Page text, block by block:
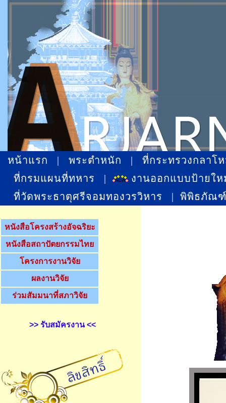
หน้าแรก | พระตำหนัก |
ที่กระทรวงกลาโ
ที่กรมแผนที่ทหาร
|
งานออกแบบป้ายใ
ที่วัดพระธาตุศรีจอมทองวรวิหาร
| พิพิธภัณฑ์
หนังสือโครงสร้างอัจฉริยะ
หนังสือสถาปัตยกรรมไทย
โครงการงานวิจัย
ผลงานวิจัย
ร่วมสัมมนาที่สภาวิจัย
>> รับสมัครงาน <<